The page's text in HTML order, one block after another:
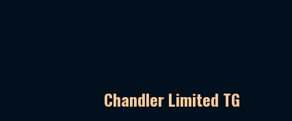
Chandler Limited TG